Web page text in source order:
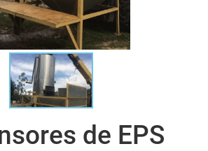
de EPS